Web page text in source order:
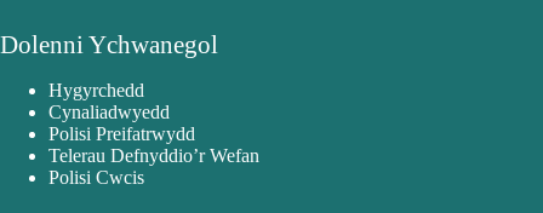
Dolenni Ychwanegol
Hygyrchedd
Cynaliadwyedd
Polisi Preifatrwydd
Telerau Defnyddio’r Wefan
Polisi Cwcis